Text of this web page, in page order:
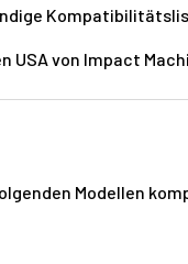
USA von Impact
Modellen